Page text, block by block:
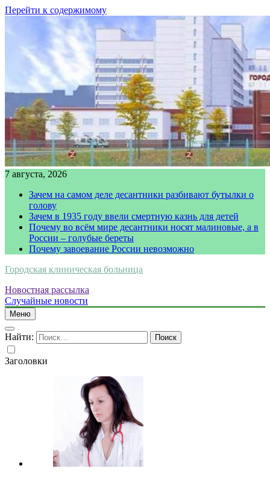
Перейти к содержимому
7 августа, 2026
Зачем на самом деле десантники разбивают бутылки о
голову
Зачем в 1935 году ввели смертную казнь для детей
Почему во всём мире десантники носят малиновые, а в
России – голубые береты
Почему завоевание России невозможно
Городская клиническая больница
Новостная рассылка
Случайные новости
Меню
Найти:
Заголовки